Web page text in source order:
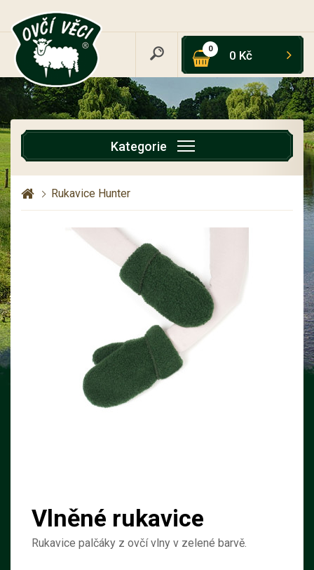
0 0 Kč
Kategorie
Rukavice Hunter
Vlněné rukavice
Rukavice palčáky z ovčí vlny v zelené barvě.